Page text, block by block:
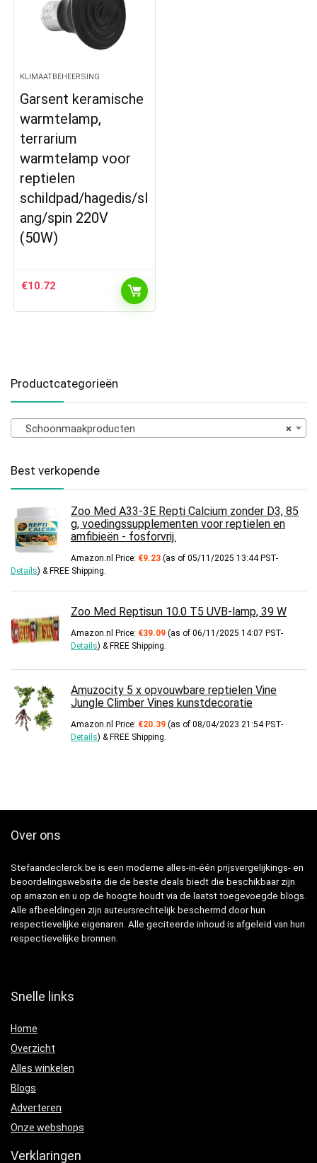
KLIMAATBEHEERSING
Garsent keramische
warmtelamp,
terrarium
warmtelamp voor
reptielen
schildpad/hagedis/sl
ang/spin 220V
(50W)
€10.72
Productcategorieën
×
Schoonmaakproducten
Best verkopende
Zoo Med A33-3E Repti Calcium zonder D3, 85
g, voedingssupplementen voor reptielen en
amfibieën - fosforvrij.
Amazon.nl Price: €9.23 (as of 05/11/2025 13:44 PST-
Details) & FREE Shipping
Zoo Med Reptisun 10.0 T5 UVB-lamp, 39 W
Amazon.nl Price: €39.09 (as of 06/11/2025 14:07 PST-
Details) & FREE Shipping
Amuzocity 5 x opvouwbare reptielen Vine
Jungle Climber Vines kunstdecoratie
Amazon.nl Price: €20.39 (as of 08/04/2023 21:54 PST-
Details) & FREE Shipping
Over ons
Stefaandeclerck.be is een moderne alles-in-één prijsvergelijkings- en
beoordelingswebsite die de beste deals biedt die beschikbaar zijn
op amazon en u op de hoogte houdt via de laatst toegevoegde blogs.
Alle afbeeldingen zijn auteursrechtelijk beschermd door hun
respectievelijke eigenaren. Alle geciteerde inhoud is afgeleid van hun
respectievelijke bronnen.
Snelle links
Home
Overzicht
Alles winkelen
Blogs
Adverteren
Onze webshops
Verklaringen